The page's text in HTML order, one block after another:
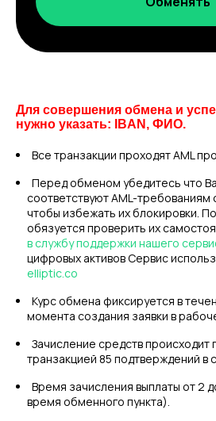
Для совершения обмена и
нужно указать: IBAN, ФИО.
Все транзакции проходят AML
Перед обменом убедитесь что
соответствуют AML-требованиям
чтобы избежать их блокировки.
обязуется проверить их
в службу поддержки нашего
цифровых активов Сервис
elliptic.co
Курс обмена фиксируется в
момента создания заявки в
Зачисление средств происходит
транзакцией 85 подтверждений в
Время зачисления выплаты от 2
время обменного пункта).